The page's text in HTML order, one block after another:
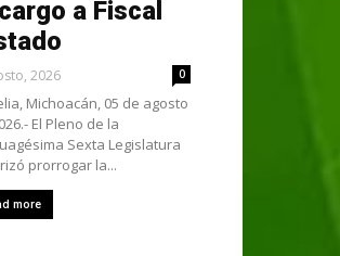
a Fiscal
2026 0
Michoacán, 05 de agosto
El Pleno de la
Sexta Legislatura
prorrogar la...
more